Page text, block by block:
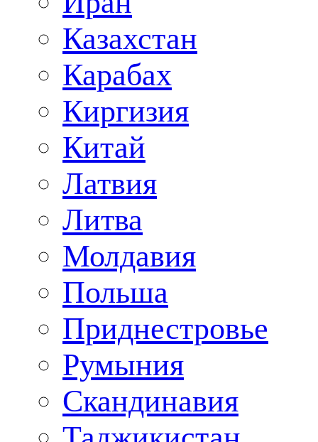
Казахстан
Карабах
Киргизия
Китай
Латвия
Литва
Молдавия
Польша
Приднестровье
Румыния
Скандинавия